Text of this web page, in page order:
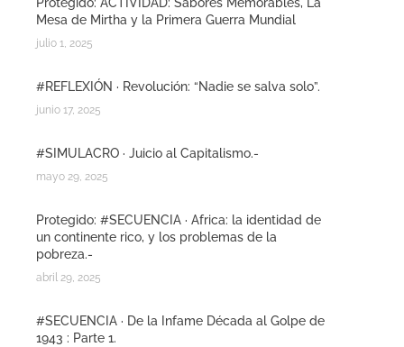
Protegido: ACTIVIDAD: Sabores Memorables, La
Mesa de Mirtha y la Primera Guerra Mundial
julio 1, 2025
#REFLEXIÓN · Revolución: “Nadie se salva solo”.
junio 17, 2025
#SIMULACRO · Juicio al Capitalismo.-
mayo 29, 2025
Protegido: #SECUENCIA · Africa: la identidad de
un continente rico, y los problemas de la
pobreza.-
abril 29, 2025
#SECUENCIA · De la Infame Década al Golpe de
1943 : Parte 1.